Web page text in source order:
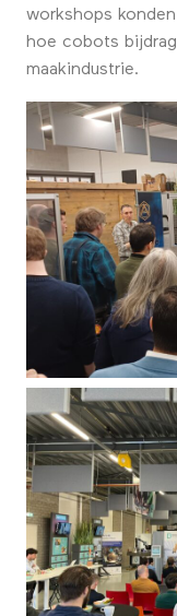
workshops
hoe cobots
maakindustrie.